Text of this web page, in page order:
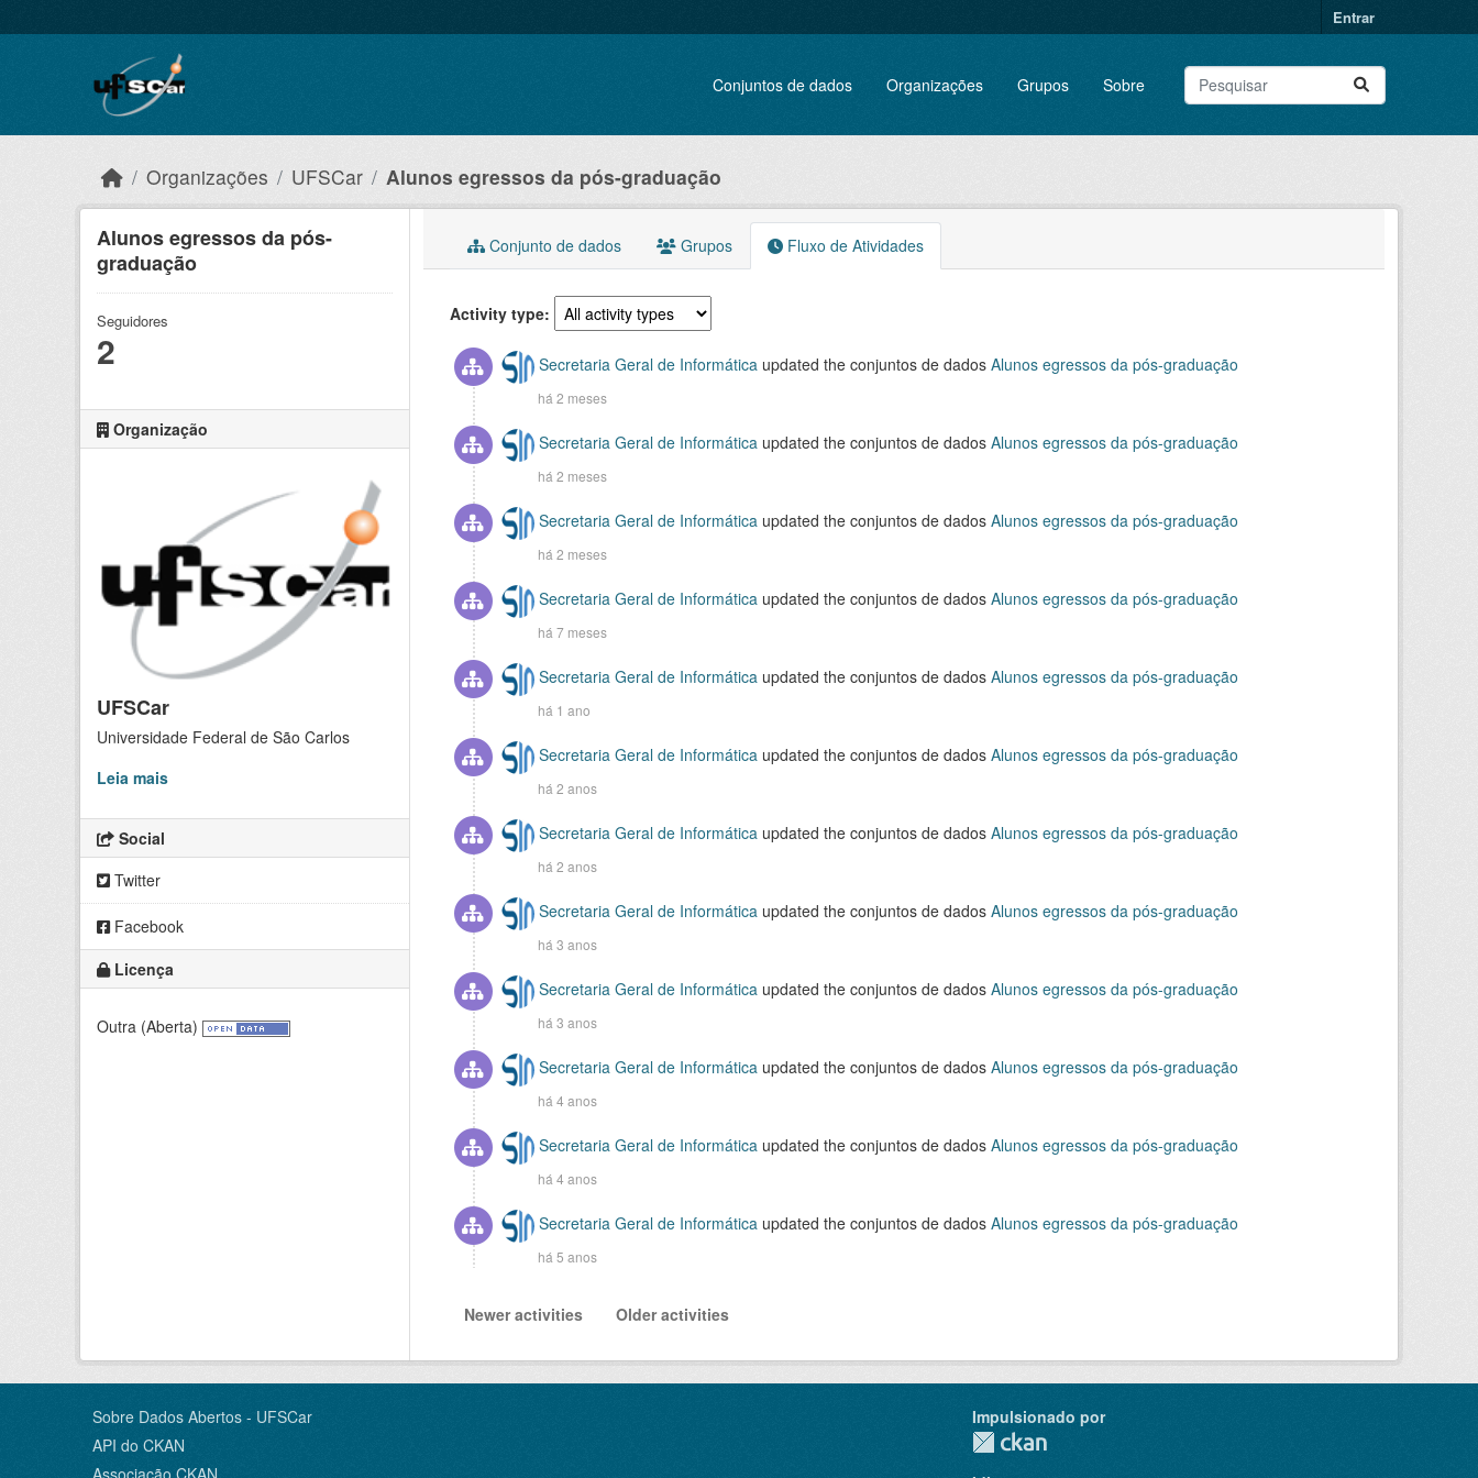
Entrar
Conjuntos de dados Organizações Grupos Sobre
Organizações UFSCar Alunos egressos da pós-graduação
Alunos egressos da pós-
graduação
Seguidores
2
Organização
UFSCar
Universidade Federal de São Carlos
Leia mais
Social
Twitter
Facebook
Licença
Outra (Aberta)
Conjunto de dados Grupos Fluxo de Atividades
Activity type
Secretaria Geral de Informática updated the conjuntos de dadosAlunos egressos da pós-graduação
há 2 meses
Secretaria Geral de Informática updated the conjuntos de dadosAlunos egressos da pós-graduação
há 2 meses
Secretaria Geral de Informática updated the conjuntos de dadosAlunos egressos da pós-graduação
há 2 meses
Secretaria Geral de Informática updated the conjuntos de dadosAlunos egressos da pós-graduação
há 7 meses
Secretaria Geral de Informática updated the conjuntos de dadosAlunos egressos da pós-graduação
há 1 ano
Secretaria Geral de Informática updated the conjuntos de dadosAlunos egressos da pós-graduação
há 2 anos
Secretaria Geral de Informática updated the conjuntos de dadosAlunos egressos da pós-graduação
há 2 anos
Secretaria Geral de Informática updated the conjuntos de dadosAlunos egressos da pós-graduação
há 3 anos
Secretaria Geral de Informática updated the conjuntos de dadosAlunos egressos da pós-graduação
há 3 anos
Secretaria Geral de Informática updated the conjuntos de dadosAlunos egressos da pós-graduação
há 4 anos
Secretaria Geral de Informática updated the conjuntos de dadosAlunos egressos da pós-graduação
há 4 anos
Secretaria Geral de Informática updated the conjuntos de dadosAlunos egressos da pós-graduação
há 5 anos
Newer activities Older activities
Sobre Dados Abertos - UFSCar
API do CKAN
Associação CKAN
Impulsionado por